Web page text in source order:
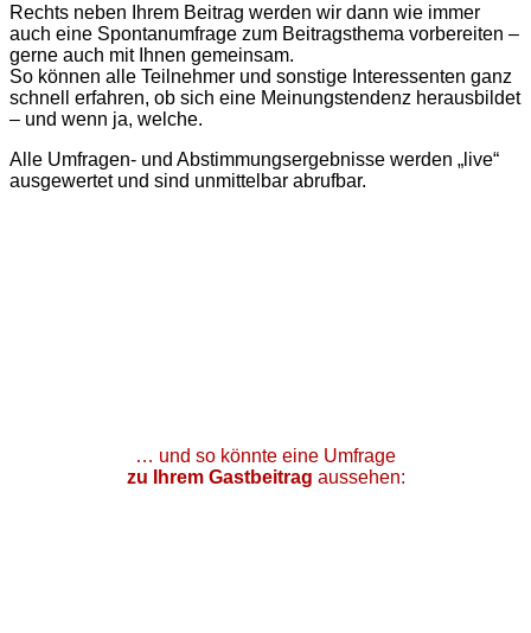
Rechts neben Ihrem Beitrag werden wir dann wie immer
auch eine Spontan­umfrage zum Beitragsthema vorbereiten –
gerne auch mit Ihnen gemeinsam.
So können alle Teilnehmer und sonstige Interessenten ganz
schnell erfahren, ob sich eine Meinungstendenz herausbildet
– und wenn ja, welche.
Alle Umfragen- und Abstimmungs­ergebnisse werden „live“
ausgewertet und sind unmittelbar abrufbar.
… und so könnte eine Umfrage
zu Ihrem Gastbeitrag aussehen: